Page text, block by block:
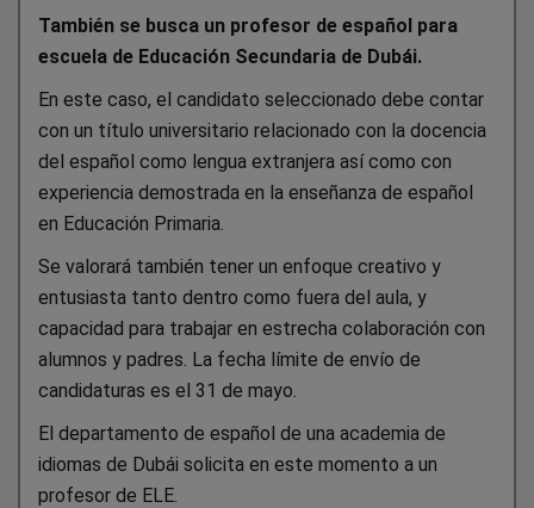
También se busca un profesor de español para
escuela de Educación Secundaria de Dubái.
En este caso, el candidato seleccionado debe contar
con un título universitario relacionado con la docencia
del español como lengua extranjera así como con
experiencia demostrada en la enseñanza de español
en Educación Primaria.
Se valorará también tener un enfoque creativo y
entusiasta tanto dentro como fuera del aula, y
capacidad para trabajar en estrecha colaboración con
alumnos y padres. La fecha límite de envío de
candidaturas es el 31 de mayo.
El departamento de español de una academia de
idiomas de Dubái solicita en este momento a un
profesor de ELE.